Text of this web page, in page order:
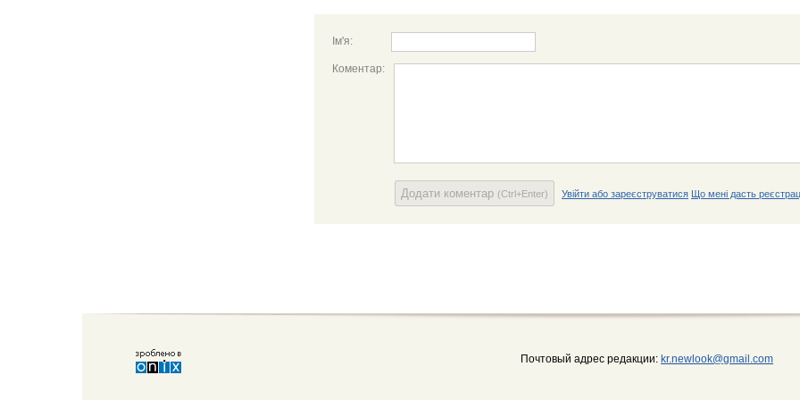
Ім'я:
Коментар:
Додати коментар (Ctrl+Enter) Увійти або зареєструватися Що мені дасть
Почтовый адрес редакции: kr.newlook@gmail.com